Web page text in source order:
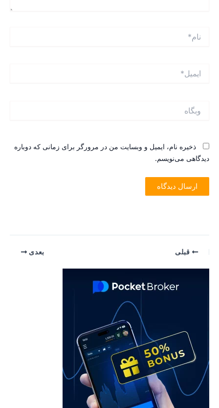
ذخیره نام، ایمیل و وبسایت من در مرورگر برای زمانی که دوباره
می‌نویسم.
قبلی بعدی